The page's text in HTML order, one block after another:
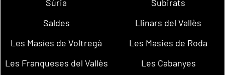
Súria
Subirats
Saldes
Llinars del Vallès
Les Masíes de Voltregà
Les Masies de Roda
Les Franqueses del Vallès
Les Cabanyes